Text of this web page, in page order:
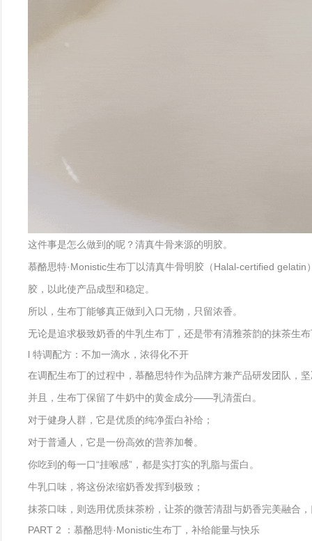
这件事是怎么做到的呢？清真牛骨来源的明胶。
慕酪思特·Monistic生布丁以清真牛骨明胶（Halal-certified
胶，以此使产品成型和稳定。
所以，生布丁能够真正做到入口无物，只留浓香。
无论是追求极致奶香的牛乳生布丁，还是带有清雅茶韵的抹茶生
l 特调配方：不加一滴水，浓得化不开
在调配生布丁的过程中，慕酪思特作为品牌方兼产品研发团队，
并且，生布丁保留了牛奶中的黄金成分——乳清蛋白。
对于健身人群，它是优质的纯净蛋白补给；
对于普通人，它是一份高效的营养加餐。
你吃到的每一口“挂喉感”，都是实打实的乳脂与蛋白。
牛乳口味，将这份浓缩奶香发挥到极致；
抹茶口味，则选用优质抹茶粉，让茶的微苦清甜与奶香完美融合
PART 2 ：慕酪思特·Monistic生布丁，补给能量与快乐